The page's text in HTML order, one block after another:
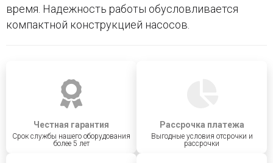
время. Надежность работы обусловливается
компактной конструкцией насосов.
Честная гарантия
Срок службы нашего оборудования
более 5 лет
Рассрочка платежа
Выгодные условия отсрочки и
рассрочки